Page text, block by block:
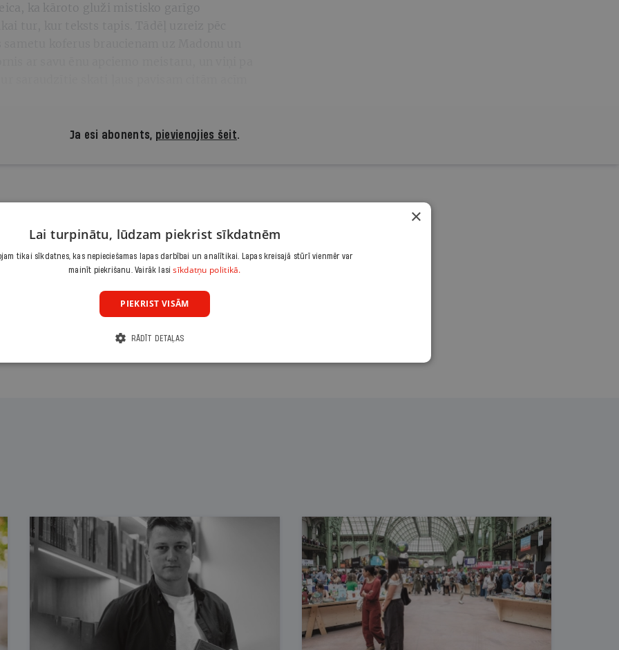
ka kāroto gluži mistisko garīgo
Ja esi abonents, pievienojies šeit.
lasīt, atbalsti kvalitatīvu žurnālistiku!
3,90 €/mēnesī
Abonēt
Citas abonēšanas iespējas meklē šeit
×
Lai turpinātu, lūdzam piekrist sīkdatnēm
tikai sīkdatnes, kas nepieciešamas lapas darbībai un analītikai. Lapas kreisajā stūrī vienmēr var
mainīt piekrišanu. Vairāk lasisīkdatņu politikā.
PIEKRIST VISĀM
RĀDĪT DETAĻAS